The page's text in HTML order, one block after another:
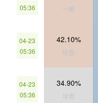
05:36
一般
04-23
05:36
42.10%
珍贵
04-23
05:36
34.90%
珍贵